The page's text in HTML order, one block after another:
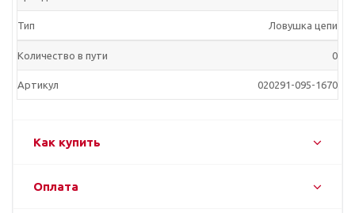
Тип Ловушка цепи
Количество в пути 0
Артикул 020291-095-1670
Как купить
Оплата